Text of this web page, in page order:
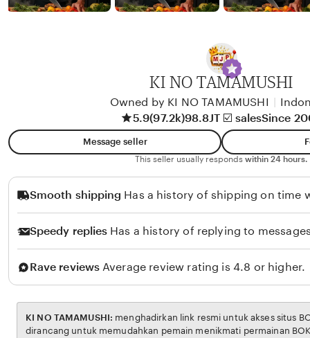
l
o
KI NO TAMAMUSHI
Owned by KI NO TAMAMUSHI
5.9(97.2k)98.8JT ☑️ salesSince
Message seller
This seller usually responds within 24 hours.
Smooth shipping Has a history of shipping on time
Speedy replies Has a history of replying to
Rave reviews Average review rating is 4.8 or higher.
KI NO TAMAMUSHI:
dirancang untuk memudahkan pemain menikmati permainan BOKEP dengan aman dan